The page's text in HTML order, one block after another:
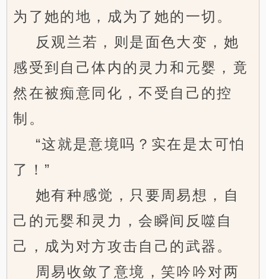
为了她的地，成为了她的一切。
反观兰若，则是面色大变，她
感受到自己体内的灵力和元婴，竟
然在被痴意同化，不受自己的控
制。
“这就是意境吗？实在是太可怕
了！”
她有种感觉，只要周易想，自
己的元婴和灵力，会瞬间反噬自
己，成为对方攻击自己的武器。
周易收敛了意境，笑吟吟对两